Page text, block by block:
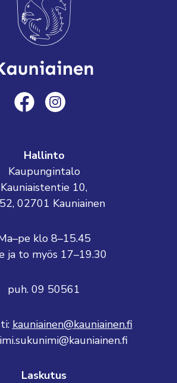
Hallinto
Kaupungintalo
Kauniaistentie 10,
02701 Kauniainen
klo 8–15.45
ja to myös 17–19.30
puh. 09 50561
kauniainen@kauniainen.fi
Laskutus